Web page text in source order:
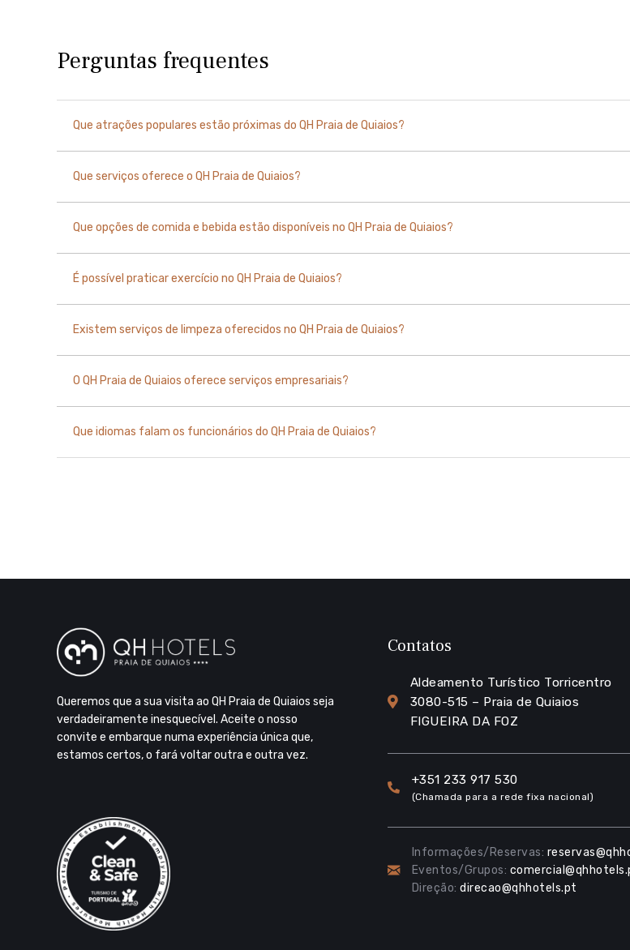
Perguntas frequentes
Que atrações populares estão próximas do QH Praia de Quiaios?
Que serviços oferece o QH Praia de Quiaios?
Que opções de comida e bebida estão disponíveis no QH Praia de Quiaios?
É possível praticar exercício no QH Praia de Quiaios?
Existem serviços de limpeza oferecidos no QH Praia de Quiaios?
O QH Praia de Quiaios oferece serviços empresariais?
Que idiomas falam os funcionários do QH Praia de Quiaios?
Queremos que a sua visita ao QH Praia de Quiaios seja
verdadeiramente inesquecível. Aceite o nosso
convite e embarque numa experiência única que,
estamos certos, o fará voltar outra e outra vez.
Contatos
Aldeamento Turístico Torricentro
3080-515 – Praia de Quiaios
FIGUEIRA DA FOZ
+351 233 917 530
(Chamada para a rede fixa nacional)
Informações/Reservas:
Eventos/Grupos:
Direção:direcao@qhhotels.pt